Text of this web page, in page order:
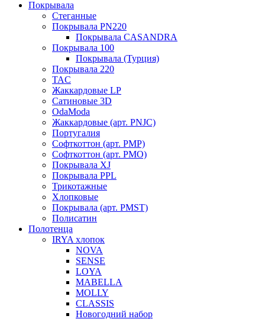
Покрывала
Стеганные
Покрывала PN220
Покрывала CASANDRA
Покрывала 100
Покрывала (Турция)
Покрывала 220
TAC
Жаккардовые LP
Сатиновые 3D
OdaModa
Жаккардовые (арт. PNJC)
Португалия
Софткоттон (арт. PMP)
Софткоттон (арт. PMO)
Покрывала XJ
Покрывала PPL
Трикотажные
Хлопковые
Покрывала (арт. PMST)
Полисатин
Полотенца
IRYA хлопок
NOVA
SENSE
LOYA
MABELLA
MOLLY
CLASSIS
Новогодний набор